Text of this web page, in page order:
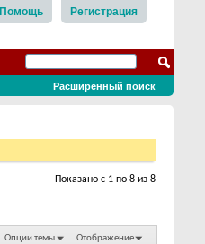
Регистрация
Помощь
Расширенный поиск
Показано с 1 по 8 из 8
Опции темы Отображение